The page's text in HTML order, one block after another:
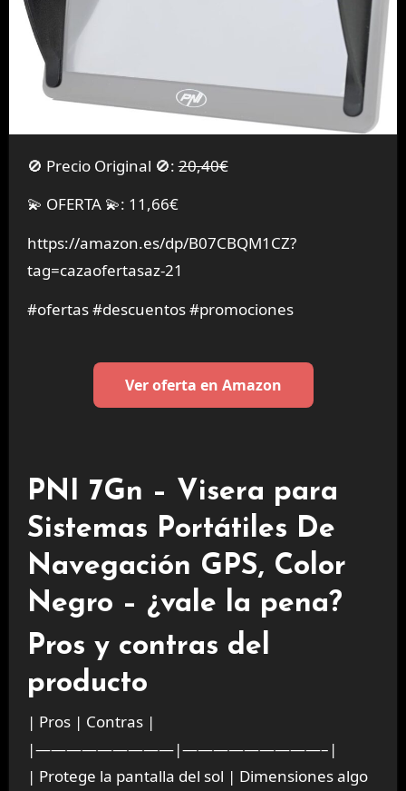
🚫 Precio Original 🚫:20,40€
💫 OFERTA 💫: 11,66€
https://amazon.es/dp/B07CBQM1CZ?
tag=cazaofertasaz-21
#ofertas #descuentos #promociones
Ver oferta en Amazon
PNI 7Gn – Visera para
Sistemas Portátiles De
Navegación GPS, Color
Negro – ¿vale la pena?
Pros y contras del
producto
| Pros | Contras |
|—————————|—————————–|
| Protege la pantalla del sol | Dimensiones algo